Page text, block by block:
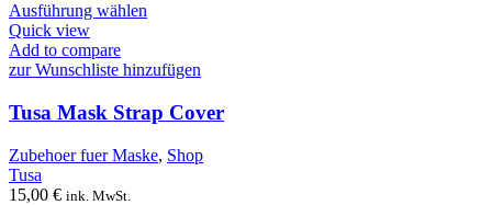
Ausführung wählen
mehrere
auf.
Die
Optionen
können
Quick view
Add to compare
zur Wunschliste hinzufügen
Tusa Mask Strap Cover
Zubehoer fuer Maske, Shop
Tusa
15,00 € ink. MwSt.